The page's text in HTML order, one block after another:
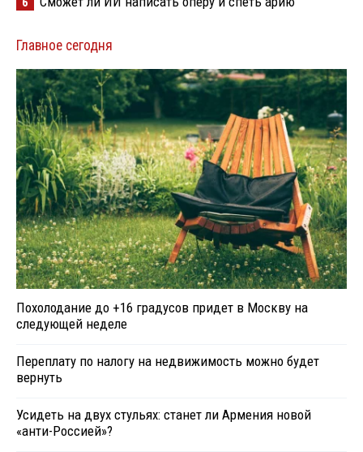
Главное сегодня
Похолодание до +16 градусов придет в Москву на
следующей неделе
Переплату по налогу на недвижимость можно будет
вернуть
Усидеть на двух стульях: станет ли Армения новой
«анти-Россией»?